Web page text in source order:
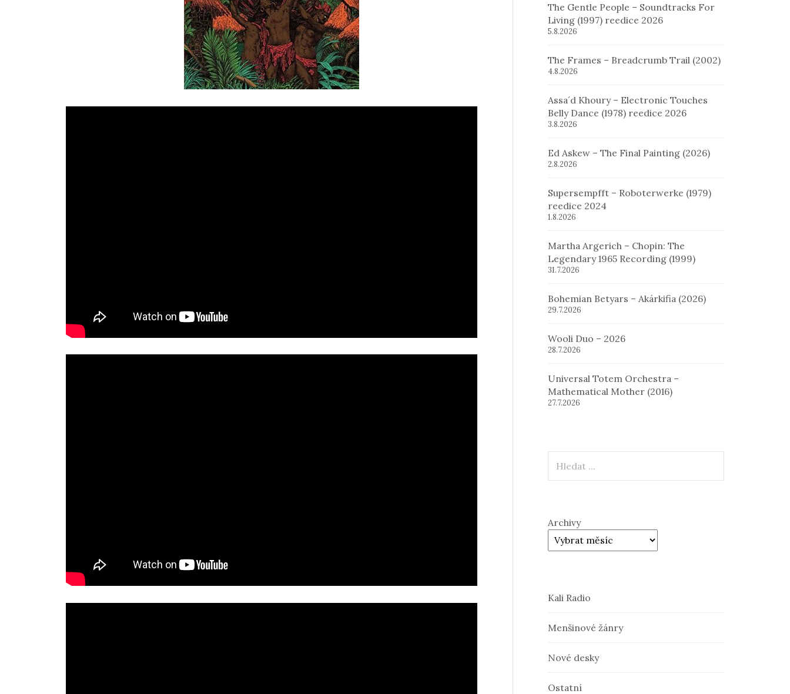
The Gentle People – Soundtracks For
Living (1997) reedice 2026
5.8.2026
The Frames – Breadcrumb Trail (2002)
4.8.2026
Assa´d Khoury – Electronic Touches
Belly Dance (1978) reedice 2026
3.8.2026
Ed Askew – The Final Painting (2026)
2.8.2026
Supersempfft – Roboterwerke (1979)
reedice 2024
1.8.2026
Martha Argerich – Chopin: The
Legendary 1965 Recording (1999)
31.7.2026
Bohemian Betyars – Akárkifia (2026)
29.7.2026
Wooli Duo – 2026
28.7.2026
Universal Totem Orchestra –
Mathematical Mother (2016)
27.7.2026
Archivy
Kali Radio
Menšinové žánry
Nové desky
Ostatní